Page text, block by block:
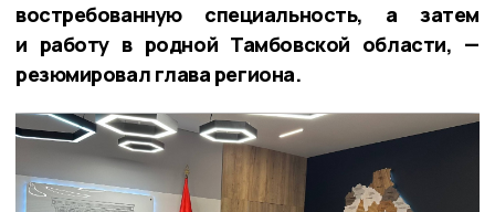
востребованную специальность, а затем
и работу в родной Тамбовской области, —
резюмировал глава региона.